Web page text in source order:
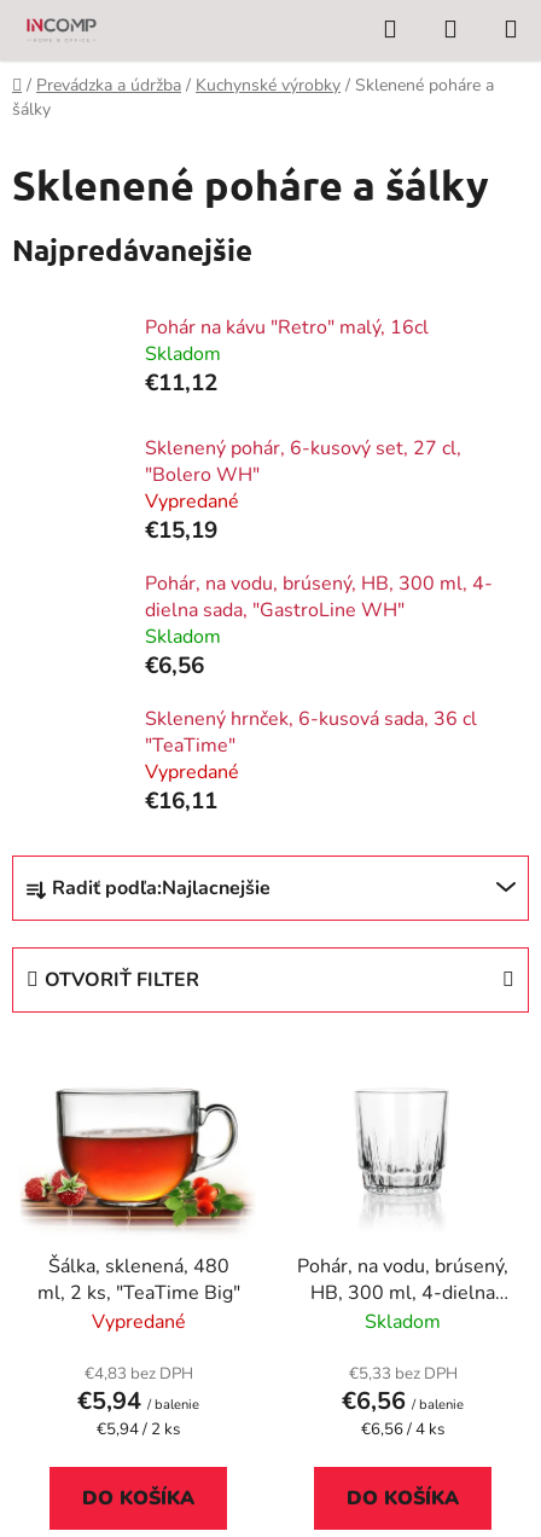
Prejsť
obsah
Hľadať
KOŠÍK
Domov
/ Prevádzka a údržba / Kuchynské výrobky / Sklenené poháre a
šálky
Sklenené poháre a šálky
Najpredávanejšie
Pohár na kávu "Retro" malý, 16cl
Skladom
€11,12
Sklenený pohár, 6-kusový set, 27 cl,
"Bolero WH"
Vypredané
€15,19
Pohár, na vodu, brúsený, HB, 300 ml, 4-
dielna sada, "GastroLine WH"
Skladom
€6,56
Sklenený hrnček, 6-kusová sada, 36 cl
"TeaTime"
Vypredané
€16,11
R
d
d
u
Radiť podľa:Najlacnejšie
OTVORIŤ FILTER
s
p
Šálka, sklenená, 480
ml, 2 ks, "TeaTime Big"
Vypredané
€4,83 bez DPH
€5,94 / balenie
Jednotková
€5,94 / 2 ks
DO KOŠÍKA
Pohár, na vodu, brúsený,
HB, 300 ml, 4-dielna
sada, "GastroLine WH"
Skladom
€5,33 bez DPH
€6,56 / balenie
Jednotková
€6,56 / 4 ks
DO KOŠÍKA